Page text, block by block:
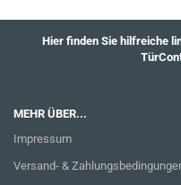
Hier finden Sie hilfreiche
MEHR ÜBER...
Impressum
Versand- &